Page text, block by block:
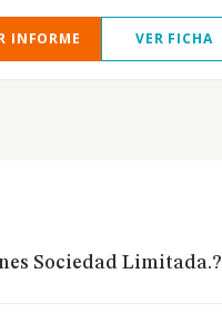
INFORME VER FICHA
Sociedad Limitada.?